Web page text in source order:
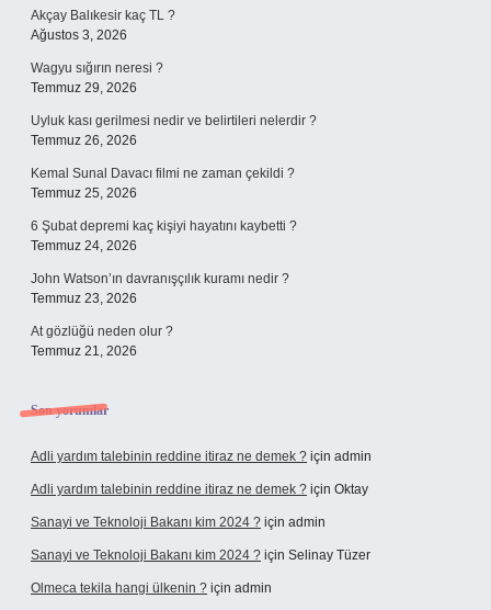
Akçay Balıkesir kaç TL ?
Ağustos 3, 2026
Wagyu sığırın neresi ?
Temmuz 29, 2026
Uyluk kası gerilmesi nedir ve belirtileri nelerdir ?
Temmuz 26, 2026
Kemal Sunal Davacı filmi ne zaman çekildi ?
Temmuz 25, 2026
6 Şubat depremi kaç kişiyi hayatını kaybetti ?
Temmuz 24, 2026
John Watson’ın davranışçılık kuramı nedir ?
Temmuz 23, 2026
At gözlüğü neden olur ?
Temmuz 21, 2026
Son yorumlar
Adli yardım talebinin reddine itiraz ne demek ? için admin
Adli yardım talebinin reddine itiraz ne demek ? için Oktay
Sanayi ve Teknoloji Bakanı kim 2024 ? için admin
Sanayi ve Teknoloji Bakanı kim 2024 ? için Selinay Tüzer
Olmeca tekila hangi ülkenin ? için admin